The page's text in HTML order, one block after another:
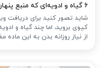
۶ گیاه و ادویه‌ای که منبع پنهان ویتامین C هستند
کیوی بروید، اما چند گیاه و
از نیاز روزانه بدن به این ماده